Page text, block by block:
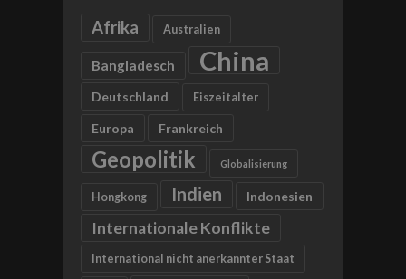
Afrika Australien
Bangladesch China
Deutschland Eiszeitalter
Europa Frankreich
Geopolitik Globalisierung
Hongkong Indien Indonesien
Internationale Konflikte
International nicht anerkannter Staat